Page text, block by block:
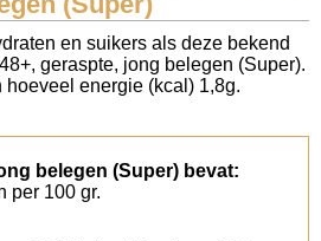
en suikers als deze bekend
geraspte, jong belegen (Super).
energie (kcal) 1,8g.
belegen (Super) bevat:
per 100 gr.